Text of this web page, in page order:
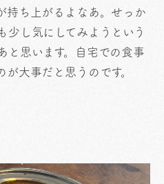
持ち上がるよなあ。せっか
少し気にしてみようという
と思います。自宅での食事
大事だと思うのです。